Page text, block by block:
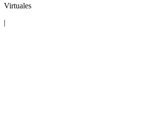
Virtuales
|